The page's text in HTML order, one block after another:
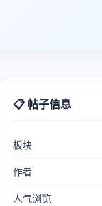
📋 帖子信息
板块
作者
人气浏览